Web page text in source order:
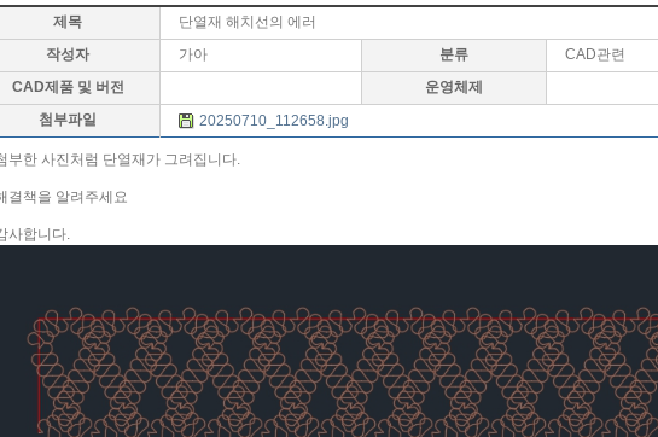
제목
단열재 해치선의 에러
작성자
가아 분류
CAD관련
CAD제품 및 버전
운영체제
첨부파일
20250710_112658.jpg
부한 사진처럼 단열재가 그려집니다.
결책을 알려주세요
사합니다.